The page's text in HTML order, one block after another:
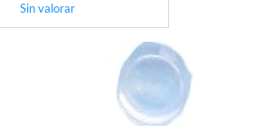
de 8 mm de Espesor 3.3
: D7mm F8mm)
Sin valorar